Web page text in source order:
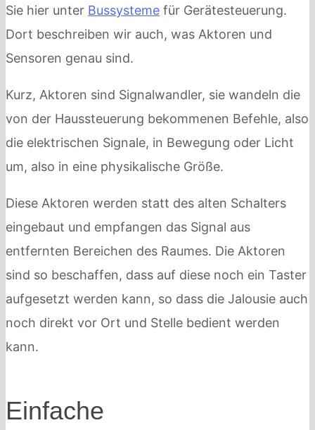
Sie hier unter Bussysteme für Gerätesteuerung.
Dort beschreiben wir auch, was Aktoren und
Sensoren genau sind.
Kurz, Aktoren sind Signalwandler, sie wandeln die
von der Haussteuerung bekommenen Befehle, also
die elektrischen Signale, in Bewegung oder Licht
um, also in eine physikalische Größe.
Diese Aktoren werden statt des alten Schalters
eingebaut und empfangen das Signal aus
entfernten Bereichen des Raumes. Die Aktoren
sind so beschaffen, dass auf diese noch ein Taster
aufgesetzt werden kann, so dass die Jalousie auch
noch direkt vor Ort und Stelle bedient werden
kann.
Einfache